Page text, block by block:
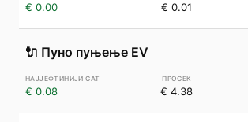
€ 0.00 € 0.01
🔌 Пуно пуњење EV
€ 0.08 € 4.38